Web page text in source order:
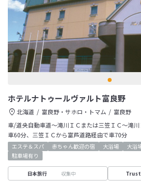
ホテルナトゥールヴァルト富良野
北海道 富良野・サホロ・トマム
富良野
車/道央自動車道～滝川ＩＣまたは三笠ＩＣ～滝川
車60分、三笠ＩＣから富芦道路経由で車70分
エステ＆スパ 赤ちゃん歓迎の宿 大浴場 大浴
駐車場有り
日本旅行 収集中